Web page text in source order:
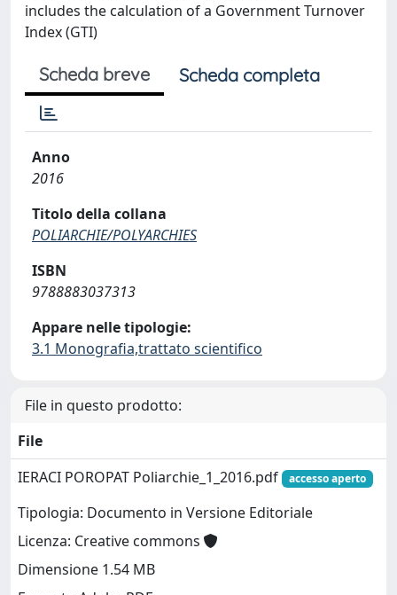
includes the calculation of a Government Turnover
Index (GTI)
Scheda breve Scheda completa
Anno
2016
Titolo della collana
POLIARCHIE/POLYARCHIES
ISBN
9788883037313
Appare nelle tipologie:
3.1 Monografia,trattato scientifico
File in questo prodotto:
File
IERACI POROPAT Poliarchie_1_2016.pdf
accesso aperto
Tipologia: Documento in Versione Editoriale
Licenza: Creative commons
Dimensione 1.54 MB